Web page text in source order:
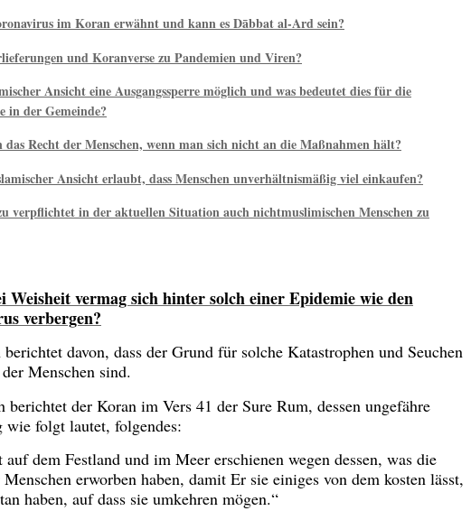
im Koran erwähnt und kann es Dābbat al-Ard sein?
und Koranverse zu Pandemien und Viren?
Ansicht eine Ausgangssperre möglich und was bedeutet dies für die
in der Gemeinde?
das Recht der Menschen, wenn man sich nicht an die Maßnahmen hält?
Ansicht erlaubt, dass Menschen unverhältnismäßig viel einkaufen?
verpflichtet in der aktuellen Situation auch nichtmuslimischen Menschen zu
Weisheit vermag sich hinter solch einer Epidemie wie den
verbergen?
davon, dass der Grund für solche Katastrophen und Seuchen
Menschen sind.
berichtet der Koran im Vers 41 der Sure Rum, dessen ungefähre
wie folgt lautet, folgendes:
auf dem Festland und im Meer erschienen wegen dessen, was die
erworben haben, damit Er sie einiges von dem kosten lässt,
haben, auf dass sie umkehren mögen.“